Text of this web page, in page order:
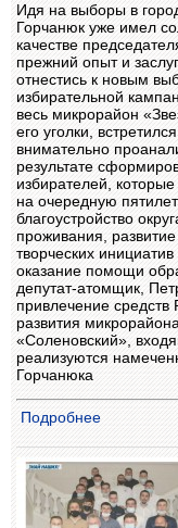
Идя на выборы в
Горчанюк уже имел
качестве
прежний опыт и
отнестись к новым
избирательной
весь микрорайон
его уголки,
внимательно
результате
избирателей,
на очередную
благоустройство
проживания,
творческих
оказание помощи
депутат-атомщик,
привлечение
развития
«Соленовский»,
реализуются
Горчанюка
Подробнее